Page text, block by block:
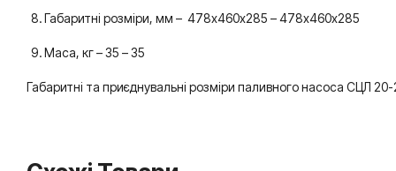
Габаритні розміри, мм – 478х460х285 – 478х460х285
Маса, кг – 35 – 35
Габаритні та приєднувальні розміри паливного насоса СЦЛ